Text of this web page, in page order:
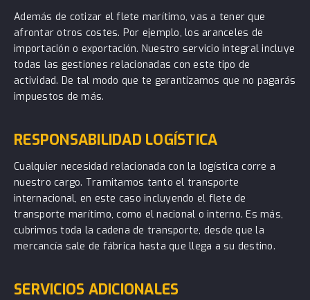
Además de cotizar el flete marítimo, vas a tener que
afrontar otros costes. Por ejemplo, los aranceles de
importación o exportación. Nuestro servicio integral incluye
todas las gestiones relacionadas con este tipo de
actividad. De tal modo que te garantizamos que no pagarás
impuestos de más.
RESPONSABILIDAD LOGÍSTICA
Cualquier necesidad relacionada con la logística corre a
nuestro cargo. Tramitamos tanto el transporte
internacional, en este caso incluyendo el flete de
transporte marítimo, como el nacional o interno. Es más,
cubrimos toda la cadena de transporte, desde que la
mercancía sale de fábrica hasta que llega a su destino.
SERVICIOS ADICIONALES